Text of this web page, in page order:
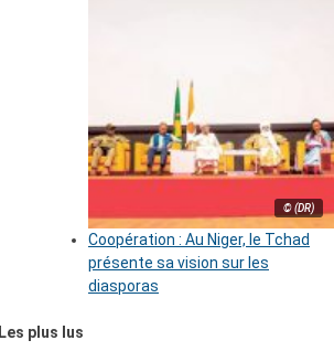
© (DR)
Coopération : Au Niger, le Tchad
présente sa vision sur les
diasporas
Les plus lus